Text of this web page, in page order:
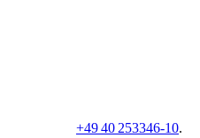
+49 40 253346-10.